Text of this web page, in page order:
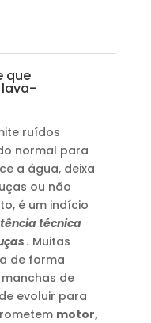
que
ruídos
normal para
a água, deixa
ou não
é um indício
técnica
. Muitas
de forma
de
evoluir para
motor,